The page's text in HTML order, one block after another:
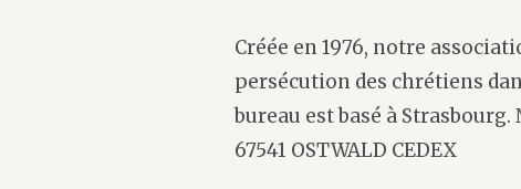
Créée en 1976, notre
persécution des chrétiens
bureau est basé à
67541 OSTWALD CEDEX